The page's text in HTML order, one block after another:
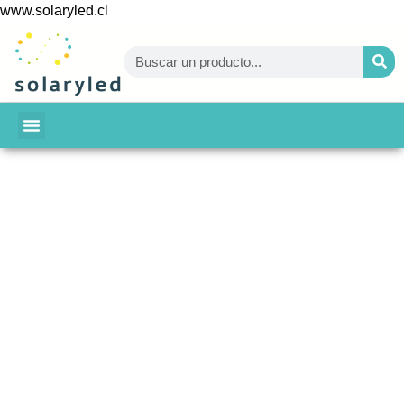
www.solaryled.cl